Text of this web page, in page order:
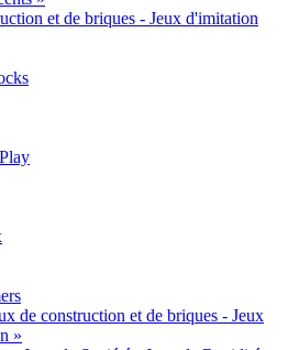
et de briques - Jeux d'imitation
de construction et de briques - Jeux
»